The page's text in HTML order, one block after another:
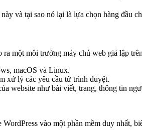
và tại sao nó lại là lựa chọn hàng đầu
một môi trường máy chủ web giả lập
macOS và Linux.
xử lý các yêu cầu từ trình duyệt.
website như bài viết, trang, thông tin
vào một phần mềm duy nhất,